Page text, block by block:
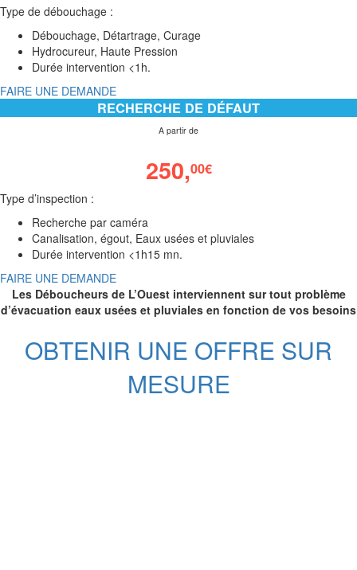
Type de débouchage :
Débouchage, Détartrage, Curage
Hydrocureur, Haute Pression
Durée intervention <1h.
FAIRE UNE DEMANDE
RECHERCHE DE DÉFAUT
A partir de
250,00€
Type d’inspection :
Recherche par caméra
Canalisation, égout, Eaux usées et pluviales
Durée intervention <1h15 mn.
FAIRE UNE DEMANDE
Les Déboucheurs de L’Ouest interviennent sur tout problème
d’évacuation eaux usées et pluviales en fonction de vos besoins
OBTENIR UNE OFFRE SUR
MESURE